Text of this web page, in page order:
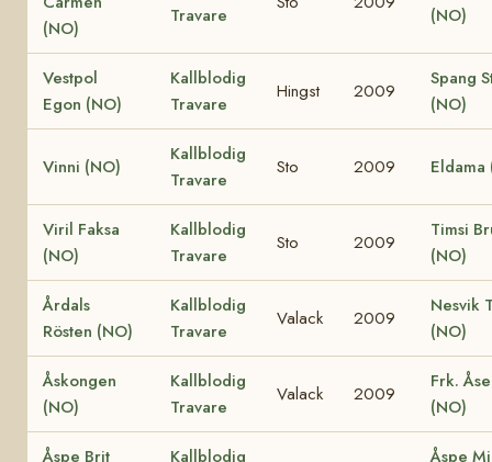
(NO)
Travare
(NO)
Vestpol
Egon (NO)
Kallblodig
Travare
Hingst 2009
Spang
(NO)
Vinni (NO)
Kallblodig
Travare
Sto 2009 Eldama
Viril Faksa
(NO)
Kallblodig
Travare
Sto 2009
Timsi
(NO)
Årdals
Rösten (NO)
Kallblodig
Travare
Valack 2009
Nesvik
(NO)
Åskongen
(NO)
Kallblodig
Travare
Valack 2009
Frk.
(NO)
Åspe Brit
Kallblodig
Åspe